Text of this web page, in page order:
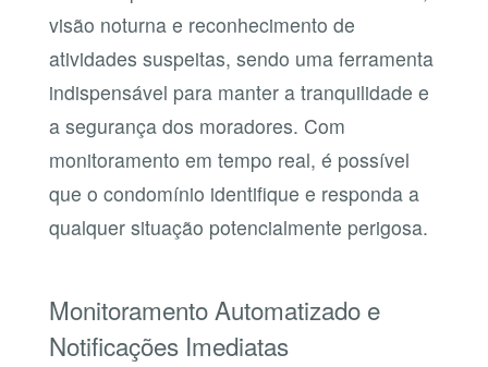
visão noturna e reconhecimento de
atividades suspeitas, sendo uma ferramenta
indispensável para manter a tranquilidade e
a segurança dos moradores. Com
monitoramento em tempo real, é possível
que o condomínio identifique e responda a
qualquer situação potencialmente perigosa.
Monitoramento Automatizado e
Notificações Imediatas